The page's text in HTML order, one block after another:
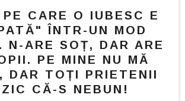
PE CARE O IUBESC E
ÎNTR-UN MOD
N-ARE SOȚ, DAR ARE
PE MINE NU MĂ
DAR TOȚI PRIETENII
CĂ-S NEBUN!